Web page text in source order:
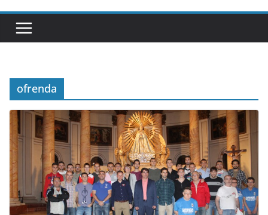
ofrenda